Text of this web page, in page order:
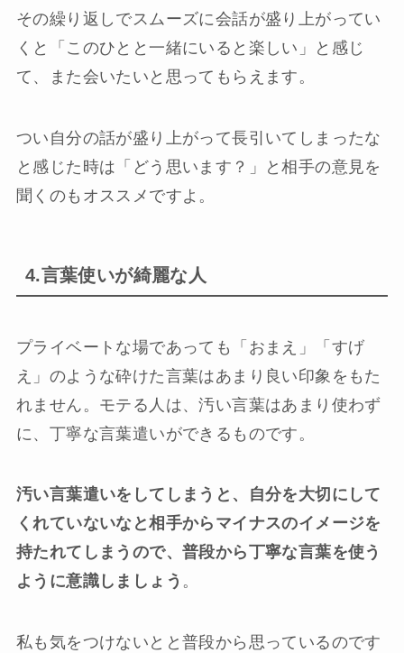
その繰り返しでスムーズに会話が盛り上がってい
くと「このひとと一緒にいると楽しい」と感じ
て、また会いたいと思ってもらえます。
つい自分の話が盛り上がって長引いてしまったな
と感じた時は「どう思います？」と相手の意見を
聞くのもオススメですよ。
4.言葉使いが綺麗な人
プライベートな場であっても「おまえ」「すげ
え」のような砕けた言葉はあまり良い印象をもた
れません。モテる人は、汚い言葉はあまり使わず
に、丁寧な言葉遣いができるものです。
汚い言葉遣いをしてしまうと、自分を大切にして
くれていないなと相手からマイナスのイメージを
持たれてしまうので、普段から丁寧な言葉を使う
ように意識しましょう 。
私も気をつけないとと普段から思っているのです